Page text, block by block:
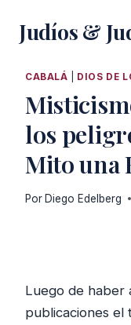
Judíos &
CABALÁ DIOS DE
los
Mito una
Por Diego Edelberg
Luego de haber
publicaciones el